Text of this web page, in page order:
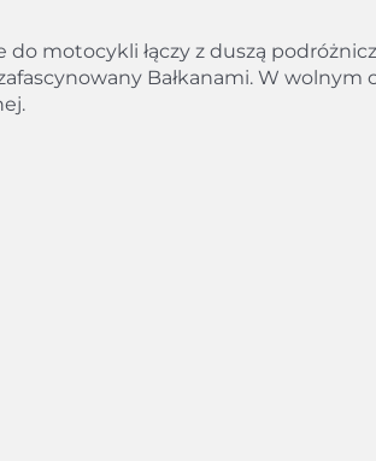
do motocykli łączy z duszą
Bałkanami. W